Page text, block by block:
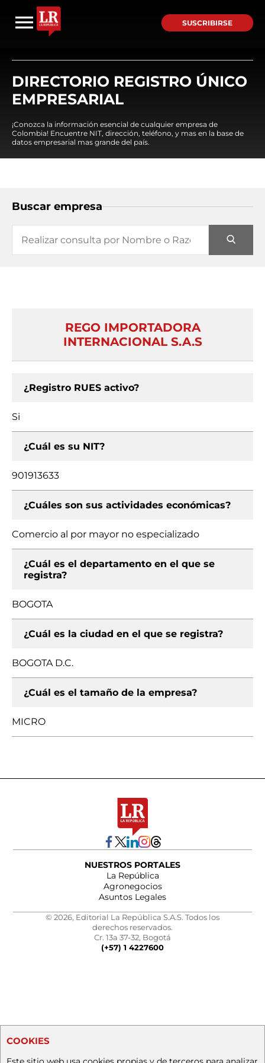
SUSCRIBIRSE
DIRECTORIO REGISTRO ÚNICO
EMPRESARIAL
¡Conozca la información esencial de cualquier empresa de
Colombia! Encuentre NIT, dirección, teléfono, y mas en la base de
datos empresarial mas grande del país.
Buscar empresa
REGO IMPORTADORA
INTERNACIONAL S.A.S
¿Registro RUES activo?
Si
¿Cuál es su NIT?
901913633
¿Cuáles son sus actividades económicas?
Comercio al por mayor no especializado
¿Cuál es el departamento en el que se
registra?
BOGOTA
¿Cuál es la ciudad en el que se registra?
BOGOTA D.C.
¿Cuál es el tamaño de la empresa?
MICRO
NUESTROS PORTALES
La República
Agronegocios
Asuntos Legales
© 2026, Editorial La República S.A.S. Todos los
derechos reservados.
Cr. 13a 37-32, Bogotá
(+57) 1 4227600
COOKIES